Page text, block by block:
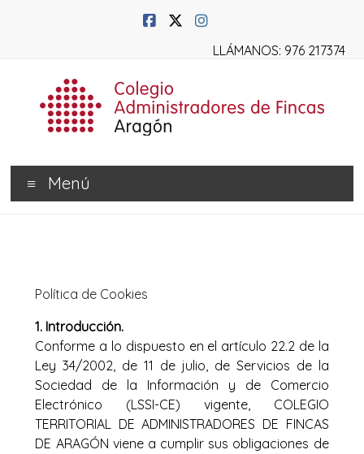
LLÁMANOS: 976 217374
Menú
Política de Cookies
1. Introducción.
Conforme a lo dispuesto en el artículo 22.2 de la
Ley 34/2002, de 11 de julio, de Servicios de la
Sociedad de la Información y de Comercio
Electrónico (LSSI-CE) vigente, COLEGIO
TERRITORIAL DE ADMINISTRADORES DE FINCAS
DE ARAGÓN viene a cumplir sus obligaciones de